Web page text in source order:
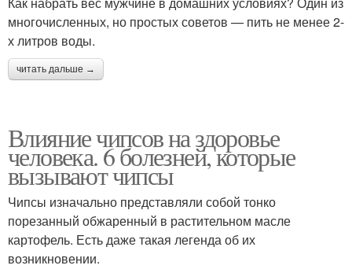
многочисленных, но простых советов — пить не менее 2-
х литров воды.
читать дальше →
Влияние чипсов на здоровье
человека. 6 болезней, которые
вызывают чипсы
Чипсы изначально представляли собой тонко
порезанный обжаренный в растительном масле
картофель. Есть даже такая легенда об их
возникновении.